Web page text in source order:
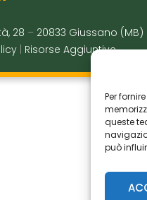
Per
queste
può
28 – 20833 Giussano (MB)
Risorse Aggiuntive